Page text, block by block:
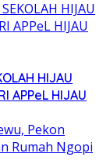
HIJAU
APPeL HIJAU